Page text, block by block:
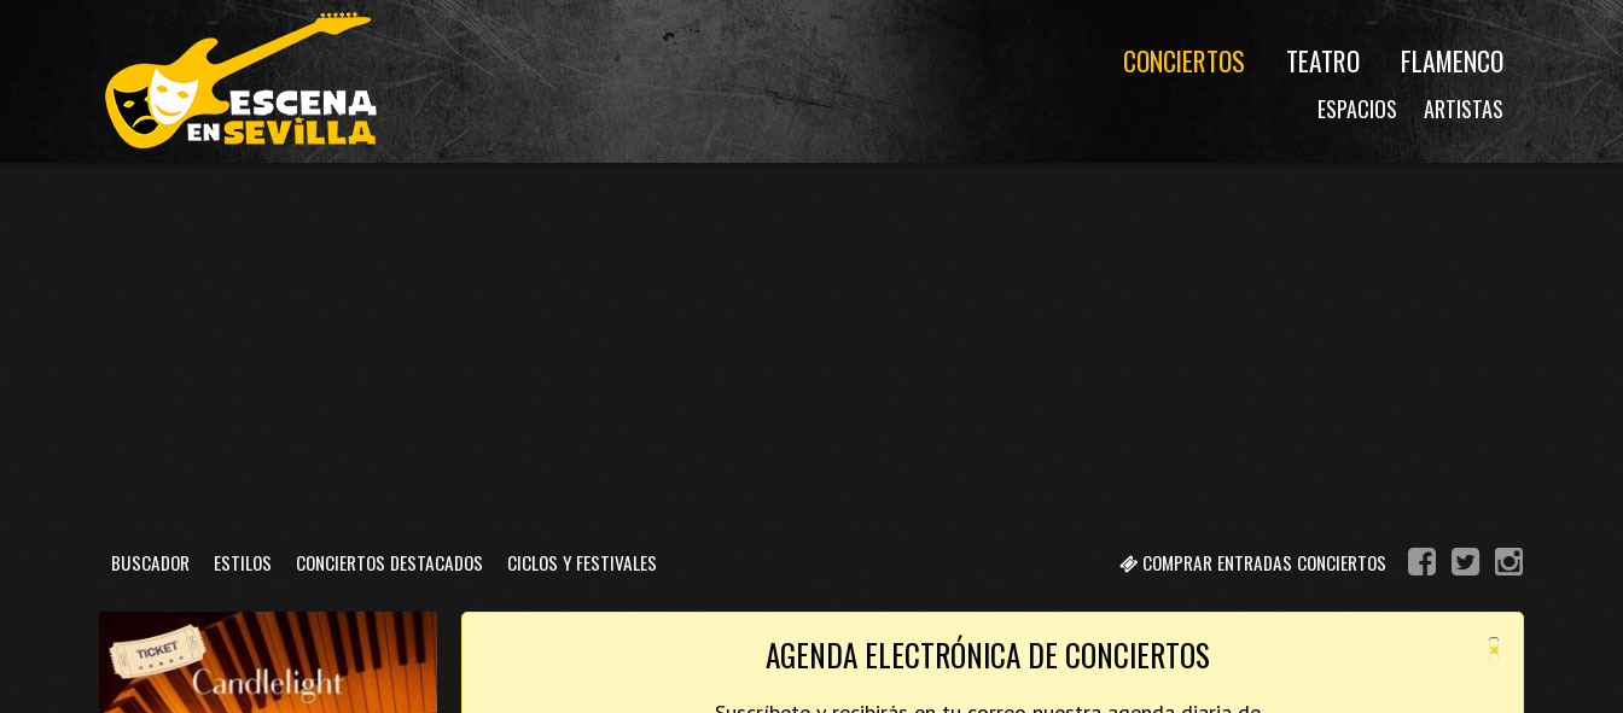
CONCIERTOS TEATRO FLAMENCO
ESPACIOS ARTISTAS
COMPRAR ENTRADAS CONCIERTOS
BUSCADOR ESTILOS CONCIERTOS DESTACADOS CICLOS Y FESTIVALES
×
AGENDA ELECTRÓNICA DE CONCIERTOS